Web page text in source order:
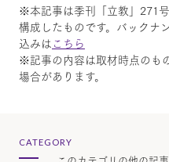
※本記事は季刊「立教」271
構成したものです。バックナ
込みはこちら
※記事の内容は取材時点のも
場合があります。
CATEGORY